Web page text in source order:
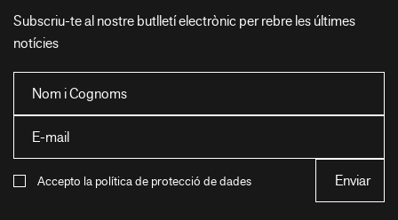
Subscriu-te al nostre butlletí electrònic per rebre les últimes
notícies
Accepto la política de protecció de dades